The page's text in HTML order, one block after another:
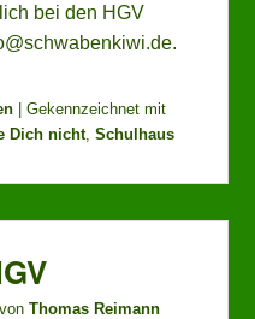
bei den HGV
|Gekennzeichnet mit
Dich nicht,Schulhaus
vonThomas Reimann